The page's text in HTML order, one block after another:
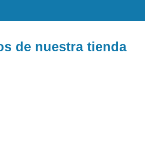
de nuestra tienda